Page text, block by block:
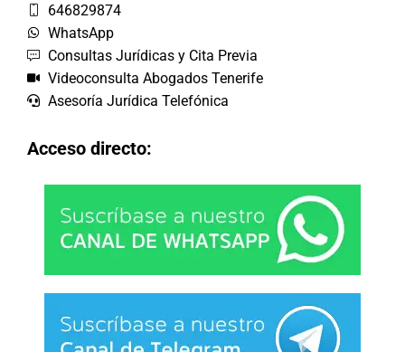
646829874
WhatsApp
Consultas Jurídicas y Cita Previa
Videoconsulta Abogados Tenerife
Asesoría Jurídica Telefónica
Acceso directo: